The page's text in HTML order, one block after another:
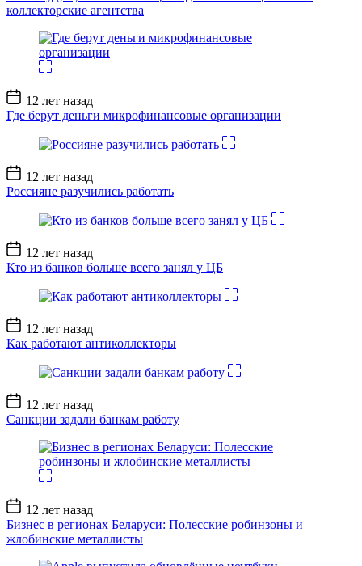
коллекторские агентства
Дата
записи
12 лет назад
Где берут деньги микрофинансовые организации
Дата
записи
12 лет назад
Россияне разучились работать
Дата
записи
12 лет назад
Кто из банков больше всего занял у ЦБ
Дата
записи
12 лет назад
Как работают антиколлекторы
Дата
записи
12 лет назад
Санкции задали банкам работу
Дата
записи
12 лет назад
Бизнес в регионах Беларуси: Полесские робинзоны и
жлобинские металлисты